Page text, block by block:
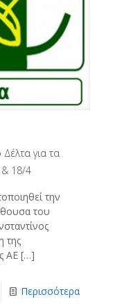
για τα
& 18/4
την
του
της
ΑΕ […]
Περισσότερα